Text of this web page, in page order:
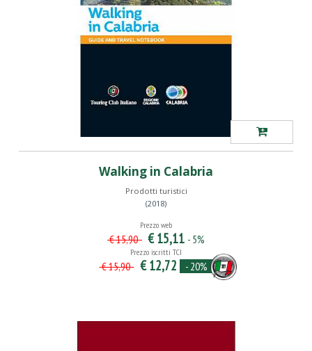
Walking in Calabria
Prodotti turistici
(2018)
Prezzo web
€ 15,90 € 15,11 - 5%
Prezzo iscritti TCI
€ 15,90 € 12,72 - 20%